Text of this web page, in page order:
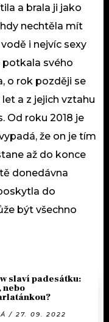
a brala ji jako
nechtěla mít
i nejvíc sexy
potkala svého
o rok později se
let a z jejich vztahu
Od roku 2018 je
že on je tím
až do konce
donedávna
do
být všechno
slaví padesátku:
nebo
/ 27. 09. 2022